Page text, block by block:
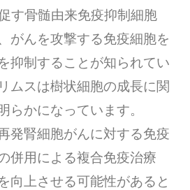
す骨髄由来免疫抑制細胞
がんを攻撃する免疫細胞を
抑制することが知られてい
ムスは樹状細胞の成長に関
らかになっています。
発腎細胞がんに対する免疫
併用による複合免疫治療
向上させる可能性があると